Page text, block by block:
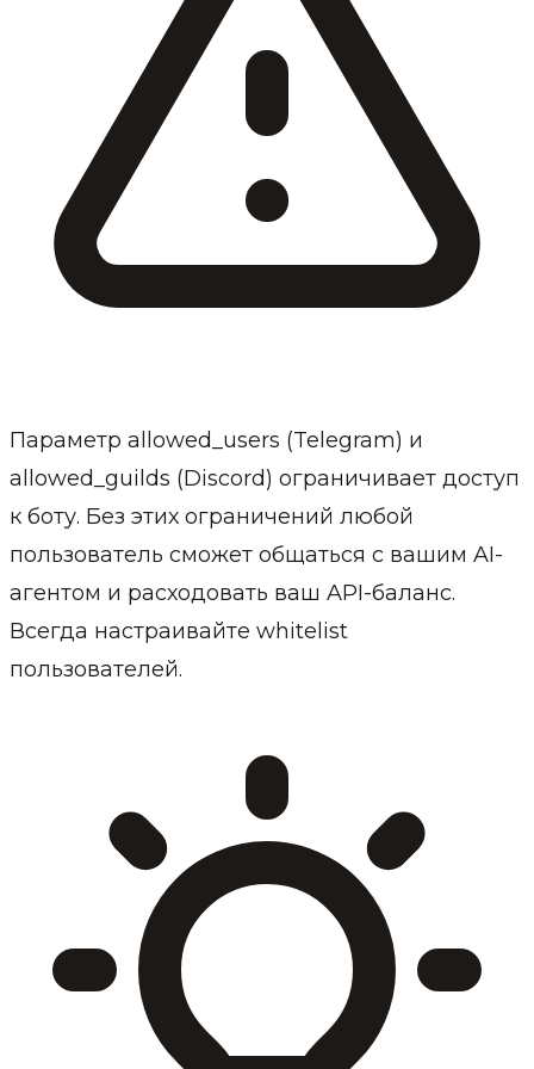
Параметр allowed_users (Telegram) и
allowed_guilds (Discord) ограничивает доступ
к боту. Без этих ограничений любой
пользователь сможет общаться с вашим AI-
агентом и расходовать ваш API-баланс.
Всегда настраивайте whitelist
пользователей.